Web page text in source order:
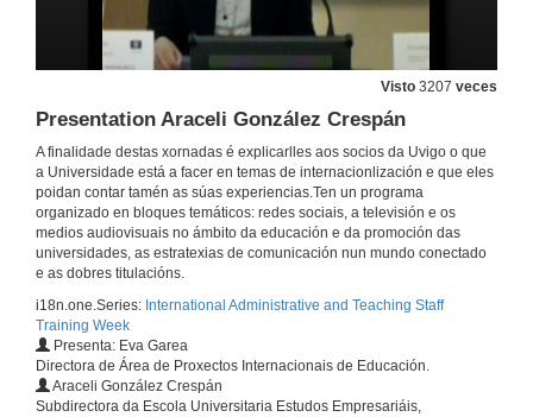
Visto 3207 veces
Presentation Araceli González Crespán
A finalidade destas xornadas é explicarlles aos socios da Uvigo o que
a Universidade está a facer en temas de internacionlización e que eles
poidan contar tamén as súas experiencias.Ten un programa
organizado en bloques temáticos: redes sociais, a televisión e os
medios audiovisuais no ámbito da educación e da promoción das
universidades, as estratexias de comunicación nun mundo conectado
e as dobres titulacións.
i18n.one.Series: International Administrative and Teaching Staff
Training Week
Presenta: Eva Garea
Directora de Área de Proxectos Internacionais de Educación.
Araceli González Crespán
Subdirectora da Escola Universitaria Estudos Empresariáis,
8 de mar. de 2012
Last ICT Trends on Social, Collaboration and e-learning tools
8 de mar. de 2012
Questions
8 de mar. de 2012
It´s called Social Media, but it´s not